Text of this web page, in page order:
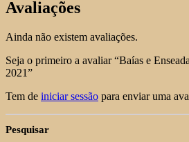
Avaliações
Ainda não existem avaliações.
Seja o primeiro a avaliar “Baías e
2021”
Tem de iniciar sessão para enviar uma
Pesquisar